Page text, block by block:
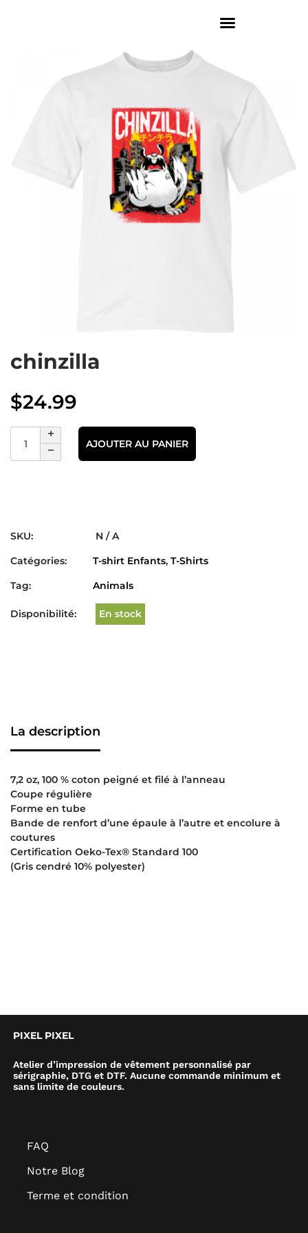
chinzilla
$24.99
AJOUTER AU PANIER
SKU:
N / A
Catégories:
T-shirt Enfants, T-Shirts
Tag:
Animals
Disponibilité: En stock
La description
7,2 oz, 100 % coton peigné et filé à l’anneau
Coupe régulière
Forme en tube
Bande de renfort d’une épaule à l’autre et encolure à
coutures
Certification Oeko-Tex® Standard 100
(Gris cendré 10% polyester)
PIXEL PIXEL
Atelier d’impression de vêtement personnalisé par
sérigraphie, DTG et DTF. Aucune commande minimum et
sans limite de couleurs.
FAQ
Notre Blog
Terme et condition